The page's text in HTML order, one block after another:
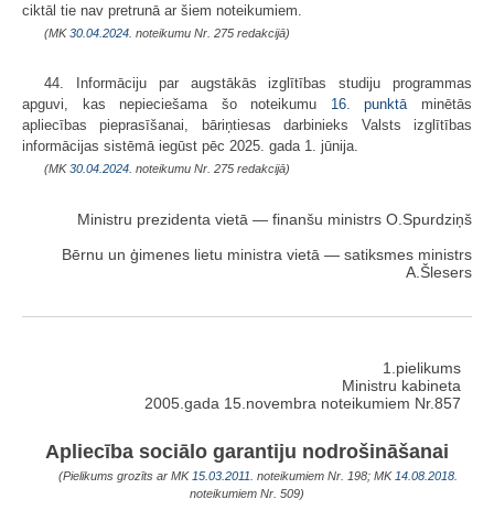
ciktāl tie nav pretrunā ar šiem noteikumiem.
(MK30.04.2024. noteikumu Nr. 275 redakcijā)
44. Informāciju par augstākās izglītības studiju programmas
apguvi, kas nepieciešama šo noteikumu 16. punktā minētās
apliecības pieprasīšanai, bāriņtiesas darbinieks Valsts izglītības
informācijas sistēmā iegūst pēc 2025. gada 1. jūnija.
(MK30.04.2024. noteikumu Nr. 275 redakcijā)
Ministru prezidenta vietā — finanšu ministrs O.Spurdziņš
Bērnu un ģimenes lietu ministra vietā — satiksmes ministrs
A.Šlesers
1.pielikums
Ministru kabineta
2005.gada 15.novembra noteikumiem Nr.857
Apliecība sociālo garantiju nodrošināšanai
(Pielikums grozīts ar MK 15.03.2011. noteikumiem Nr. 198; MK 14.08.2018.
noteikumiem Nr. 509)